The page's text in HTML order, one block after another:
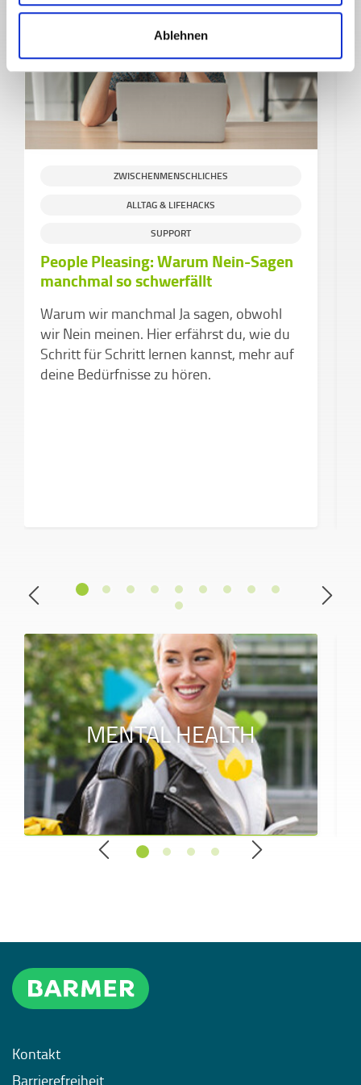
Ablehnen
ZWISCHENMENSCHLICHES
ALLTAG & LIFEHACKS
SUPPORT
People Pleasing: Warum Nein-Sagen
manchmal so schwerfällt
Warum wir manchmal Ja sagen, obwohl
wir Nein meinen. Hier erfährst du, wie du
Schritt für Schritt lernen kannst, mehr auf
deine Bedürfnisse zu hören.
MENTAL HEALTH
Kontakt
Barrierefreiheit